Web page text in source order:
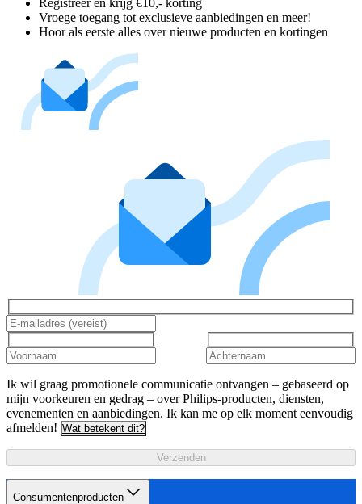
Registreer en krijg €10,- korting
Vroege toegang tot exclusieve aanbiedingen en meer!
Hoor als eerste alles over nieuwe producten en kortingen
Ik wil graag promotionele communicatie ontvangen – gebaseerd op
mijn voorkeuren en gedrag – over Philips-producten, diensten,
evenementen en aanbiedingen. Ik kan me op elk moment eenvoudig
afmelden! Wat betekent dit?
Verzenden
Consumentenproducten